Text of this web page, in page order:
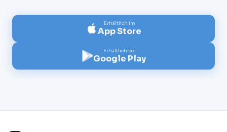
Erhältlich im
App Store
Erhältlich bei
Google Play